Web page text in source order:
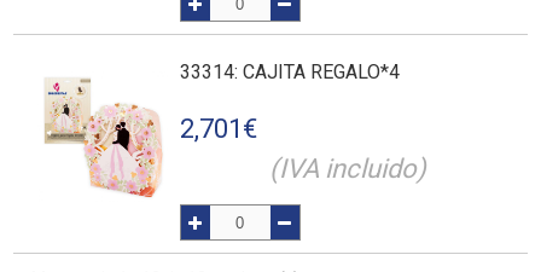
33314: CAJITA REGALO*4
2,701 €
(IVA incluido)